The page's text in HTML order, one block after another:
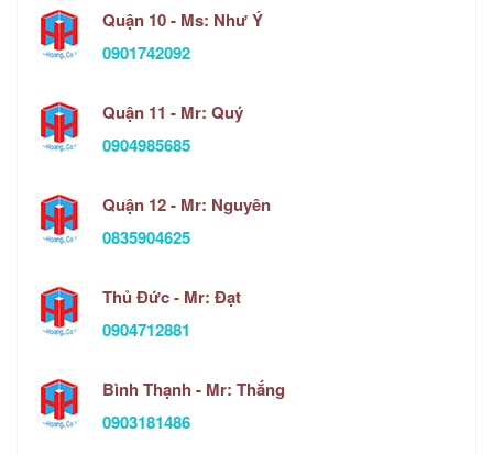
Quận 10 - Ms: Như Ý
0901742092
Quận 11 - Mr: Quý
0904985685
Quận 12 - Mr: Nguyên
0835904625
Thủ Đức - Mr: Đạt
0904712881
Bình Thạnh - Mr: Thắng
0903181486